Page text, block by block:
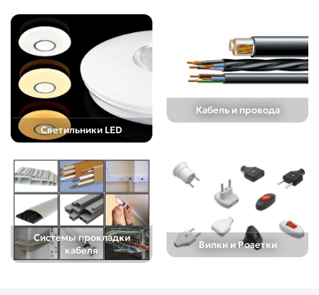
Светильники LED
Кабель и провода
Системы прокладки
кабеля
Вилки и Розетки